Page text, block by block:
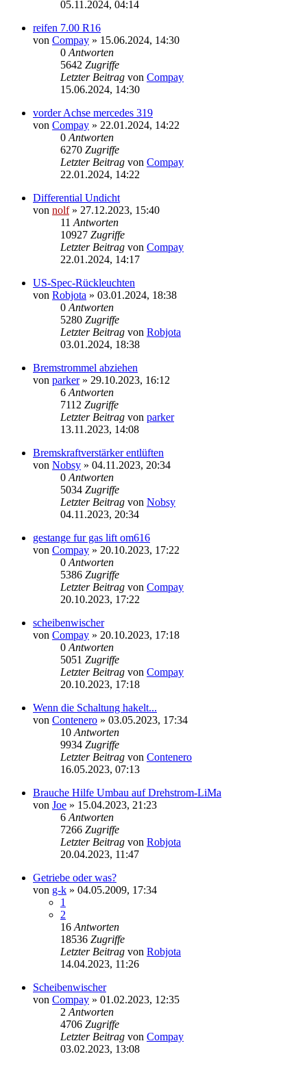
05.11.2024, 04:14
reifen 7.00 R16
von Compay » 15.06.2024, 14:30
0 Antworten
5642 Zugriffe
Letzter Beitrag von Compay
15.06.2024, 14:30
vorder Achse mercedes 319
von Compay » 22.01.2024, 14:22
0 Antworten
6270 Zugriffe
Letzter Beitrag von Compay
22.01.2024, 14:22
Differential Undicht
von nolf» 27.12.2023, 15:40
11 Antworten
10927 Zugriffe
Letzter Beitrag von Compay
22.01.2024, 14:17
US-Spec-Rückleuchten
von Robjota » 03.01.2024, 18:38
0 Antworten
5280 Zugriffe
Letzter Beitrag von Robjota
03.01.2024, 18:38
Bremstrommel abziehen
von parker» 29.10.2023, 16:12
6 Antworten
7112 Zugriffe
Letzter Beitrag von parker
13.11.2023, 14:08
Bremskraftverstärker entlüften
von Nobsy » 04.11.2023, 20:34
0 Antworten
5034 Zugriffe
Letzter Beitrag von Nobsy
04.11.2023, 20:34
gestange fur gas lift om616
von Compay » 20.10.2023, 17:22
0 Antworten
5386 Zugriffe
Letzter Beitrag von Compay
20.10.2023, 17:22
scheibenwischer
von Compay » 20.10.2023, 17:18
0 Antworten
5051 Zugriffe
Letzter Beitrag von Compay
20.10.2023, 17:18
Wenn die Schaltung hakelt...
von Contenero » 03.05.2023, 17:34
10 Antworten
9934 Zugriffe
Letzter Beitrag von Contenero
16.05.2023, 07:13
Brauche Hilfe Umbau auf Drehstrom-LiMa
von Joe » 15.04.2023, 21:23
6 Antworten
7266 Zugriffe
Letzter Beitrag von Robjota
20.04.2023, 11:47
Getriebe oder was?
von g-k » 04.05.2009, 17:34
1
2
16 Antworten
18536 Zugriffe
Letzter Beitrag von Robjota
14.04.2023, 11:26
Scheibenwischer
von Compay » 01.02.2023, 12:35
2 Antworten
4706 Zugriffe
Letzter Beitrag von Compay
03.02.2023, 13:08